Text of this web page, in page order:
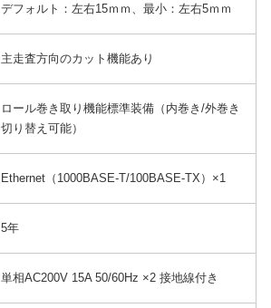
デフォルト：左右15ｍｍ、最小：左右5ｍｍ
主走査方向のカット機能あり
ロール巻き取り機能標準装備（内巻き/外巻き
切り替え可能）
Ethernet（1000BASE-T/100BASE-TX）×1
5年
単相AC200V 15A 50/60Hz ×2 接地線付き